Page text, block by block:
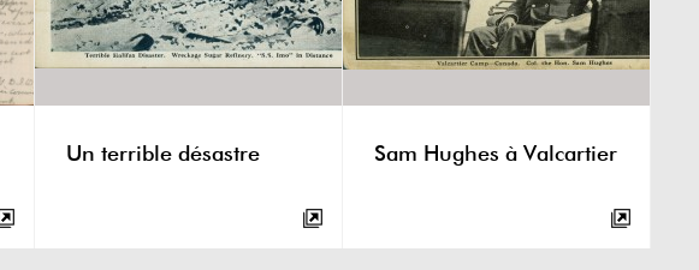
Un terrible désastre Sam Hughes à Valcartier